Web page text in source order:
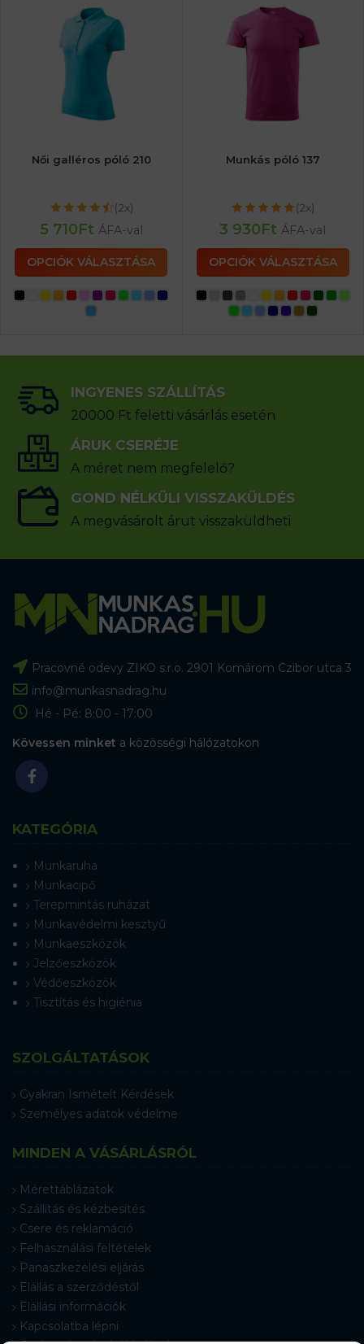
Női galléros póló 210
(2x)
5 710Ft ÁFA-val
OPCIÓK VÁLASZTÁSA
Munkás póló 137
(2x)
3 930Ft ÁFA-val
OPCIÓK VÁLASZTÁSA
INGYENES SZÁLLÍTÁS
20000 Ft feletti vásárlás esetén
ÁRUK CSERÉJE
A méret nem megfelelő?
GOND NÉLKÜLI VISSZAKÜLDÉS
A megvásárolt árut visszaküldheti
Pracovné odevy ZIKO s.r.o. 2901 Komárom Czibor utca 3
info@munkasnadrag.hu
Hé - Pé: 8:00 - 17:00
Kövessen minket a közösségi hálózatokon
KATEGÓRIA
Munkaruha
Munkacipő
Terepmintás ruházat
Munkavédelmi kesztyű
Munkaeszközök
Jelzőeszközök
Védőeszközök
Tisztítás és higiénia
SZOLGÁLTATÁSOK
Gyakran Ismételt Kérdések
Személyes adatok védelme
MINDEN A VÁSÁRLÁSRÓL
Mérettáblázatok
Szállítás és kézbesítés
Csere és reklamáció
Felhasználási feltételek
Panaszkezelési eljárás
Elállás a szerződéstől
Elállási információk
Kapcsolatba lépni